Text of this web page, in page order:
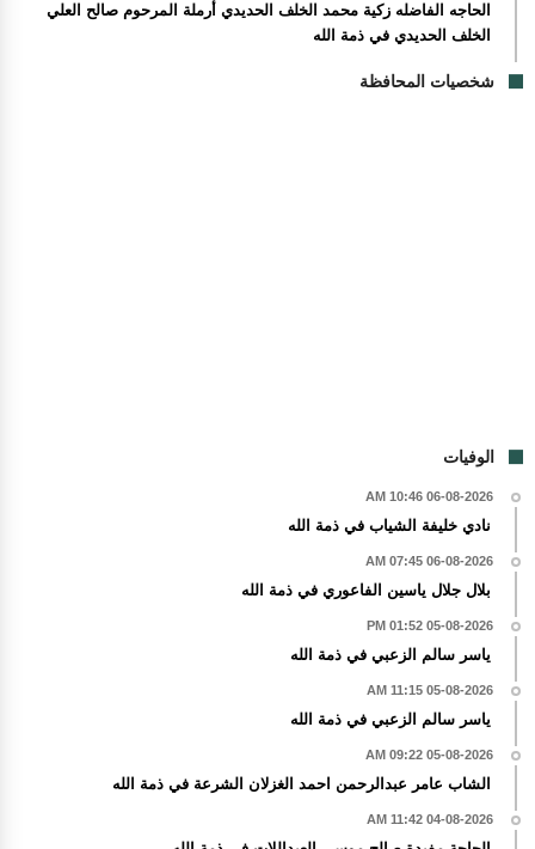
الحاجه الفاضله زكية محمد الخلف الحديدي أرملة المرحوم صالح العلي
الخلف الحديدي في ذمة الله
شخصيات المحافظة
الوفيات
06-08-2026 10:46 AM
نادي خليفة الشياب في ذمة الله
06-08-2026 07:45 AM
بلال جلال ياسين الفاعوري في ذمة الله
05-08-2026 01:52 PM
ياسر سالم الزعبي في ذمة الله
05-08-2026 11:15 AM
ياسر سالم الزعبي في ذمة الله
05-08-2026 09:22 AM
الشاب عامر عبدالرحمن احمد الغزلان الشرعة في ذمة الله
04-08-2026 11:42 AM